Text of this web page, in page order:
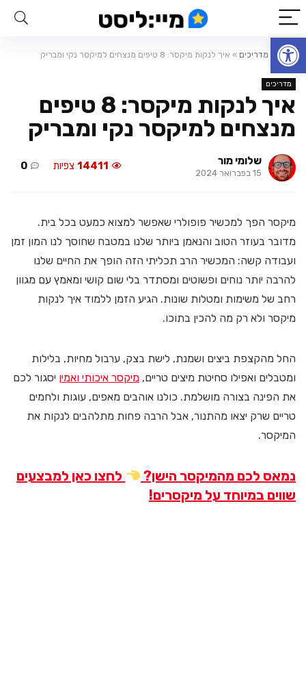
פתח סרגל נגישות
ראשי מדריכים » איך לנקות מיקסר: 8 טיפים מנצחים למיקסר נקי ומבריק
מדריכים
איך לנקות מיקסר: 8 טיפים
מנצחים למיקסר נקי ומבריק
שלומי מור
15 בפברואר 2024
14411 צפיות 0
מיקסר הפך למכשיר פופולרי שאפשר למצוא כמעט בכל בית.
מדובר בעוזר הטוב והנאמן ביותר שלנו במטבח שחוסך לנו המון זמן
ועבודה קשה: המכשיר הרב תכליתי הזה הופך את החיים שלנו
להרבה יותר נוחים ופשוטים ומסתדר בלי שום קושי ומאמץ עם מגוון
רחב של משימות ומטלות שונות. הגיע הזמן ללמוד איך לנקות
מיקסר ולא רק מה להכין בתוכו.
החל מהקצפת ביצים ושמנת, לישת בצק, ערבול מחיות, בלילות
ומטבלים ואפילו סחיטת מיצים טריים, מיקסר איכותי ואמין יסגור לכם
את הפינה בצורה מושלמת. כולנו אוהבים מאפים, עוגות ולחמים
טריים שרק יצאו מהתנור, אבל הרבה פחות מתלהבים לנקות את
המיקסר.
נמאס לכם מהמיקסר הישן?
לחצו כאן למבצעים
שווים במיוחד על מיקסרים!